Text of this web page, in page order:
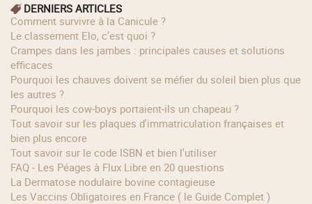
DERNIERS ARTICLES
Comment survivre à la Canicule ?
Le classement Elo, c’est quoi ?
Crampes dans les jambes : principales causes et solutions
efficaces
Pourquoi les chauves doivent se méfier du soleil bien plus que
les autres ?
Pourquoi les cow‑boys portaient‑ils un chapeau ?
Tout savoir sur les plaques d'immatriculation françaises et
bien plus encore
Tout savoir sur le code ISBN et bien l'utiliser
FAQ - Les Péages à Flux Libre en 20 questions
La Dermatose nodulaire bovine contagieuse
Les Vaccins Obligatoires en France ( le Guide Complet )